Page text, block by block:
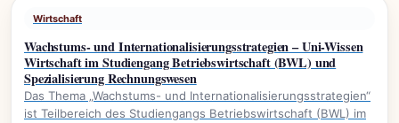
Wirtschaft
Wachstums- und Internationalisierungsstrategien – Uni-Wissen
Wirtschaft im Studiengang Betriebswirtschaft (BWL) und
Spezialisierung Rechnungswesen
Das Thema „Wachstums- und Internationalisierungsstrategien“
ist Teilbereich des Studiengangs Betriebswirtschaft (BWL) im